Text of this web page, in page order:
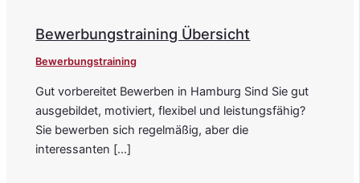
Bewerbungstraining Übersicht
Bewerbungstraining
Gut vorbereitet Bewerben in Hamburg Sind Sie gut
ausgebildet, motiviert, flexibel und leistungsfähig?
Sie bewerben sich regelmäßig, aber die
interessanten […]